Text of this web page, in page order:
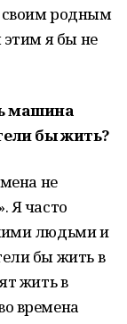
своим родным
этим я бы не
машина
бы жить?
не
Я часто
людьми и
бы жить в
жить в
времена